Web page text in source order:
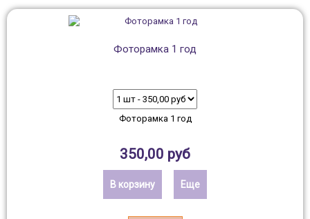
Фоторамка 1 год
Фоторамка 1 год
350,00 руб
В корзину Еще